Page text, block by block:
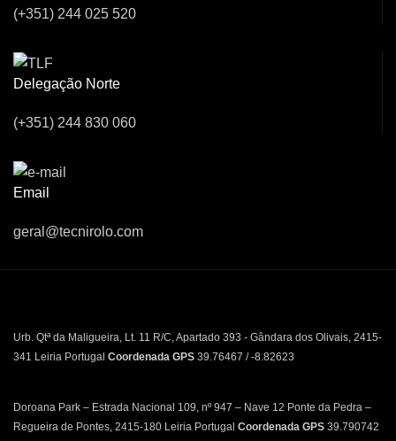
(+351) 244 025 520
Delegação Norte
(+351) 244 830 060
Email
geral@tecnirolo.com
Urb. Qtª da Maligueira, Lt. 11 R/C, Apartado 393 - Gândara dos Olivais, 2415-
341 Leiria Portugal Coordenada GPS 39.76467 / -8.82623
Doroana Park – Estrada Nacional 109, nº 947 – Nave 12 Ponte da Pedra –
Regueira de Pontes, 2415-180 Leiria Portugal Coordenada GPS 39.790742